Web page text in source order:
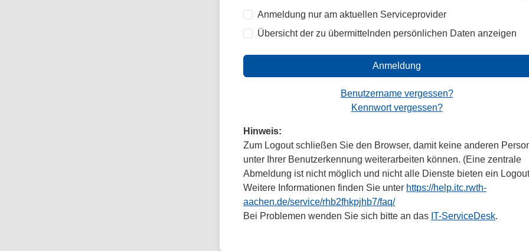
Anmeldung nur am aktuellen Serviceprovider
Übersicht der zu übermittelnden persönlichen Daten anzeigen
Anmeldung
Benutzername vergessen?
Kennwort vergessen?
Hinweis:
Zum Logout schließen Sie den Browser, damit keine anderen
unter Ihrer Benutzerkennung weiterarbeiten können. (Eine zentrale
Abmeldung ist nicht möglich und nicht alle Dienste bieten ein
Weitere Informationen finden Sie unter https://help.itc.rwth-
aachen.de/service/rhb2fhkpjhb7/faq/
Bei Problemen wenden Sie sich bitte an das IT-ServiceDesk.